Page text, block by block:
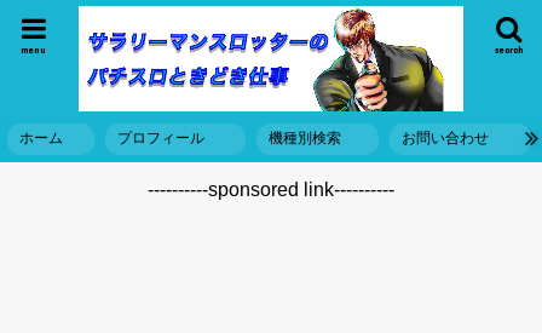
search
menu
ホーム プロフィール 機種別検索 お問い合わせ
----------sponsored link----------